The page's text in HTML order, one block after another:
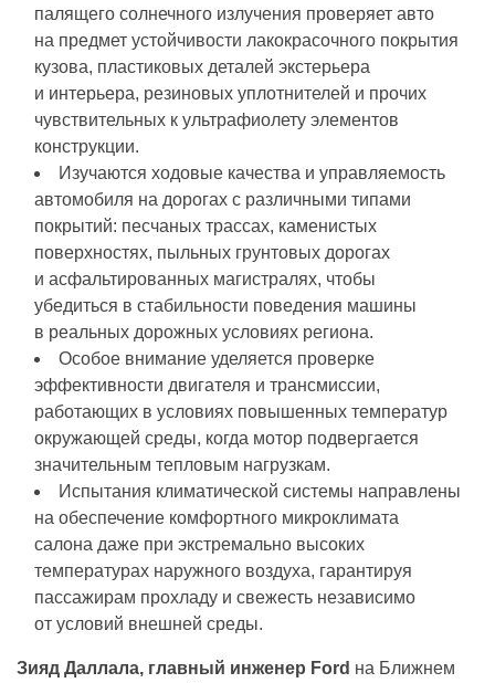
палящего солнечного излучения проверяет авто
на предмет устойчивости лакокрасочного покрытия
кузова, пластиковых деталей экстерьера
и интерьера, резиновых уплотнителей и прочих
чувствительных к ультрафиолету элементов
конструкции.
Изучаются ходовые качества и управляемость
автомобиля на дорогах с различными типами
покрытий: песчаных трассах, каменистых
поверхностях, пыльных грунтовых дорогах
и асфальтированных магистралях, чтобы
убедиться в стабильности поведения машины
в реальных дорожных условиях региона.
Особое внимание уделяется проверке
эффективности двигателя и трансмиссии,
работающих в условиях повышенных температур
окружающей среды, когда мотор подвергается
значительным тепловым нагрузкам.
Испытания климатической системы направлены
на обеспечение комфортного микроклимата
салона даже при экстремально высоких
температурах наружного воздуха, гарантируя
пассажирам прохладу и свежесть независимо
от условий внешней среды.
Зияд Даллала, главный инженер Ford на Ближнем